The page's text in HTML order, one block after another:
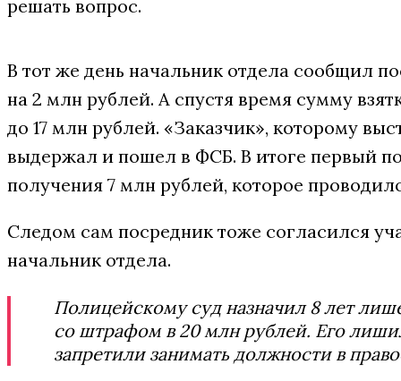
решать вопрос.
В тот же день начальник отдела сообщил
на 2 млн рублей. А спустя время сумму
до 17 млн рублей. «Заказчик», которому
выдержал и пошел в ФСБ. В итоге первый
получения 7 млн рублей, которое
Следом сам посредник тоже согласился
начальник отдела.
Полицейскому суд назначил 8 лет
со штрафом в 20 млн рублей. Его
запретили занимать должности в